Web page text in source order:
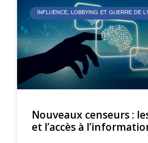
INFLUENCE, LOBBYING ET GUERRE DE
Nouveaux censeurs :
et l’accès à